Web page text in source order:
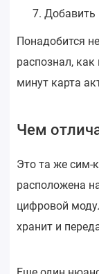
Добавить
Понадобится
распознал,
минут карта
Чем
Это та же сим-
расположена
цифровой
хранит и